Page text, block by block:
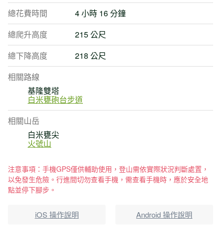
總花費時間
4 小時 16 分鐘
總爬升高度
215 公尺
總下降高度
218 公尺
相關路線
基隆雙塔
白米甕砲台步道
相關山岳
白米甕尖
火號山
注意事項：手機GPS僅供輔助使用，登山需依實際狀況判斷處置，
以免發生危險。行進間切勿查看手機，需查看手機時，應於安全地
點並停下腳步。
iOS 操作說明 Android 操作說明